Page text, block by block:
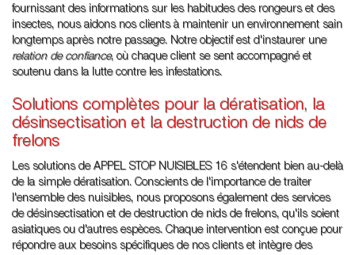
fournissant des informations sur les habitudes des rongeurs et des
insectes, nous aidons nos clients à maintenir un environnement sain
longtemps après notre passage. Notre objectif est d'instaurer une
relation de confiance, où chaque client se sent accompagné et
soutenu dans la lutte contre les infestations.
Solutions complètes pour la dératisation, la
désinsectisation et la destruction de nids de
frelons
Les solutions de APPEL STOP NUISIBLES 16 s'étendent bien au-delà
de la simple dératisation. Conscients de l'importance de traiter
l'ensemble des nuisibles, nous proposons également des services
de désinsectisation et de destruction de nids de frelons, qu'ils soient
asiatiques ou d'autres espèces. Chaque intervention est conçue pour
répondre aux besoins spécifiques de nos clients et intègre des